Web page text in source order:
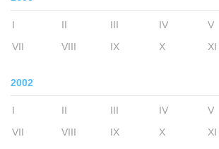
I II III IV V
VII
VIII IX X XI
2002
I II III IV V
VII
VIII IX X XI